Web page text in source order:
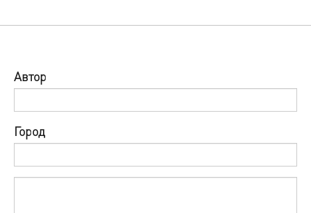
Автор
Город